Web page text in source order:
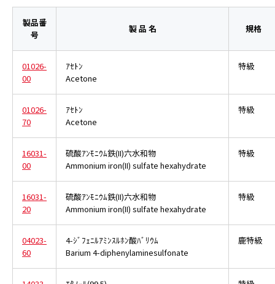
製品番
号
製 品 名 規格
01026-
00
ｱｾﾄﾝ
Acetone
特級
01026-
70
ｱｾﾄﾝ
Acetone
特級
16031-
00
硫酸ｱﾝﾓﾆｳﾑ鉄(II)六水和物
Ammonium iron(II) sulfate hexahydrate
特級
16031-
20
硫酸ｱﾝﾓﾆｳﾑ鉄(II)六水和物
Ammonium iron(II) sulfate hexahydrate
特級
04023-
60
4-ｼﾞﾌｪﾆﾙｱﾐﾝｽﾙﾎﾝ酸ﾊﾞﾘｳﾑ
Barium 4-diphenylaminesulfonate
鹿特級